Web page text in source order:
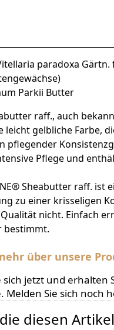
paradoxa
Parkii Butter
raff., auch
leicht gelbliche Farbe,
pflegender
Pflege und
Sheabutter raff.
zu einer krisseligen
nicht. Einfach
bestimmt.
über unsere
sich jetzt und
Melden Sie sich noch
diesen